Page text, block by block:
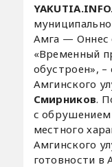
Амга — Оннес
«Временный
обустроен»,
Амгинского
Смирников.
с
местного
Амгинского
готовности в